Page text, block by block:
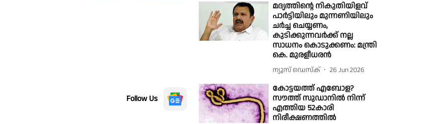
Follow Us
മദ്യത്തിൻ്റെ നികുതിയിളവ്
പാർട്ടിയിലും മുന്നണിയിലും
ചർച്ച ചെയ്യണം,
കുടിക്കുന്നവർക്ക് നല്ല
സാധനം കൊടുക്കണം: മന്ത്രി
കെ. മുരളീധരൻ
ന്യൂസ് ഡെസ്ക് 26 Jun 2026
കോട്ടയത്ത് എബോള?
സൗത്ത് സുഡാനിൽ നിന്ന്
എത്തിയ 52കാരി
നിരീക്ഷണത്തിൽ